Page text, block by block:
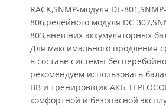
RACK,SNMP-модуля DL-
806,релейного модуля DC
803,внешних аккумуляторных
Для максимального продления
в составе системы
рекомендуем использовать
BB и тренировщик АКБ
комфортной и безопасной